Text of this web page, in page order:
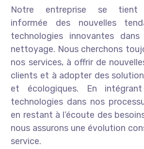
Notre entreprise se tient
informée des nouvelles
technologies innovantes
nettoyage. Nous cherchons
nos services, à offrir de
clients et à adopter des
et écologiques. En
technologies dans nos
en restant à l’écoute des
nous assurons une évolution
service.